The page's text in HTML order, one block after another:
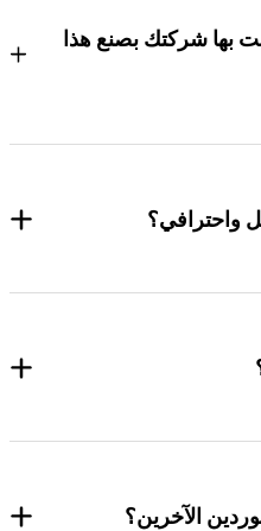
بها شركتك بصنع هذا
واحترافي؟
الآخرين؟